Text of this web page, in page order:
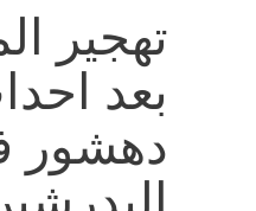
تهجير
بعد
دهشور